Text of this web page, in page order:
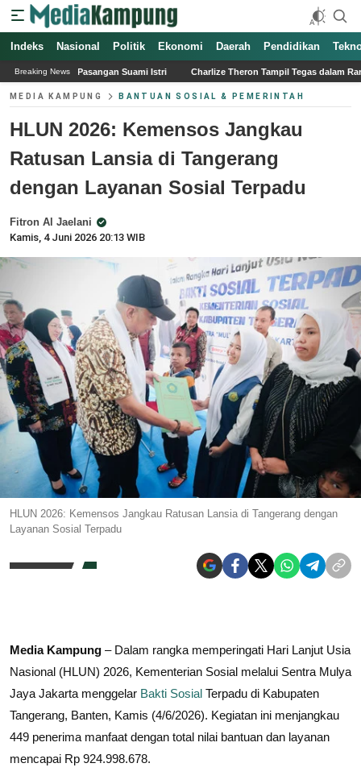
Indeks Nasional Politik Ekonomi Daerah Pendidikan
Breaking News
Suami Istri Charlize Theron Tampil Tegas dalam Rancangan Tom Ford Fall
MEDIA KAMPUNG BANTUAN SOSIAL & PEMERINTAH
HLUN 2026: Kemensos Jangkau
Ratusan Lansia di Tangerang
dengan Layanan Sosial Terpadu
Fitron Al Jaelani
Kamis, 4 Juni 2026 20:13 WIB
HLUN 2026: Kemensos Jangkau Ratusan Lansia di Tangerang dengan
Layanan Sosial Terpadu
Media Kampung – Dalam rangka memperingati Hari Lanjut Usia
Nasional (HLUN) 2026, Kementerian Sosial melalui Sentra Mulya
Jaya Jakarta menggelar Bakti Sosial Terpadu di Kabupaten
Tangerang, Banten, Kamis (4/6/2026). Kegiatan ini menjangkau
449 penerima manfaat dengan total nilai bantuan dan layanan
mencapai Rp 924.998.678.